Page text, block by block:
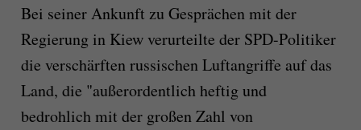
Bei seiner Ankunft zu Gesprächen mit der
Regierung in Kiew verurteilte der SPD-Politiker
die verschärften russischen Luftangriffe auf das
Land, die "außerordentlich heftig und
bedrohlich mit der großen Zahl von